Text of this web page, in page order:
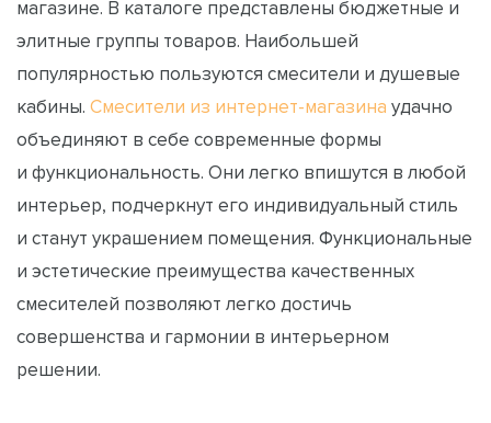
магазине. В каталоге представлены бюджетные и
элитные группы товаров. Наибольшей
популярностью пользуются смесители и душевые
кабины. Смесители из интернет-магазина удачно
объединяют в себе современные формы
и функциональность. Они легко впишутся в любой
интерьер, подчеркнут его индивидуальный стиль
и станут украшением помещения. Функциональные
и эстетические преимущества качественных
смесителей позволяют легко достичь
совершенства и гармонии в интерьерном
решении.